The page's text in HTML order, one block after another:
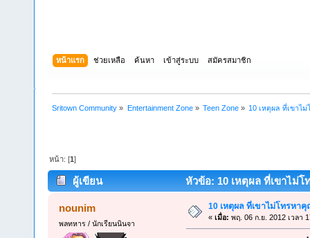
หน้าแรก ช่วยเหลือ ค้นหา เข้าสู่ระบบ สมัครสมาชิก
Sritown Community » Entertainment Zone» Teen Zone» 10 เหตุผล ที่เขาไ
หน้า: [1]
ผู้เขียน หัวข้อ: 10 เหตุผล ที่เขาไม่
nounim
พลทหาร / นักเรียนนินจา
10 เหตุผล ที่เขาไม่โทรหา
« เมื่อ: พฤ. 06 ก.ย. 2012 เวลา